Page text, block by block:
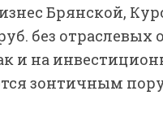
Брянской,
без
и на
зонтичным